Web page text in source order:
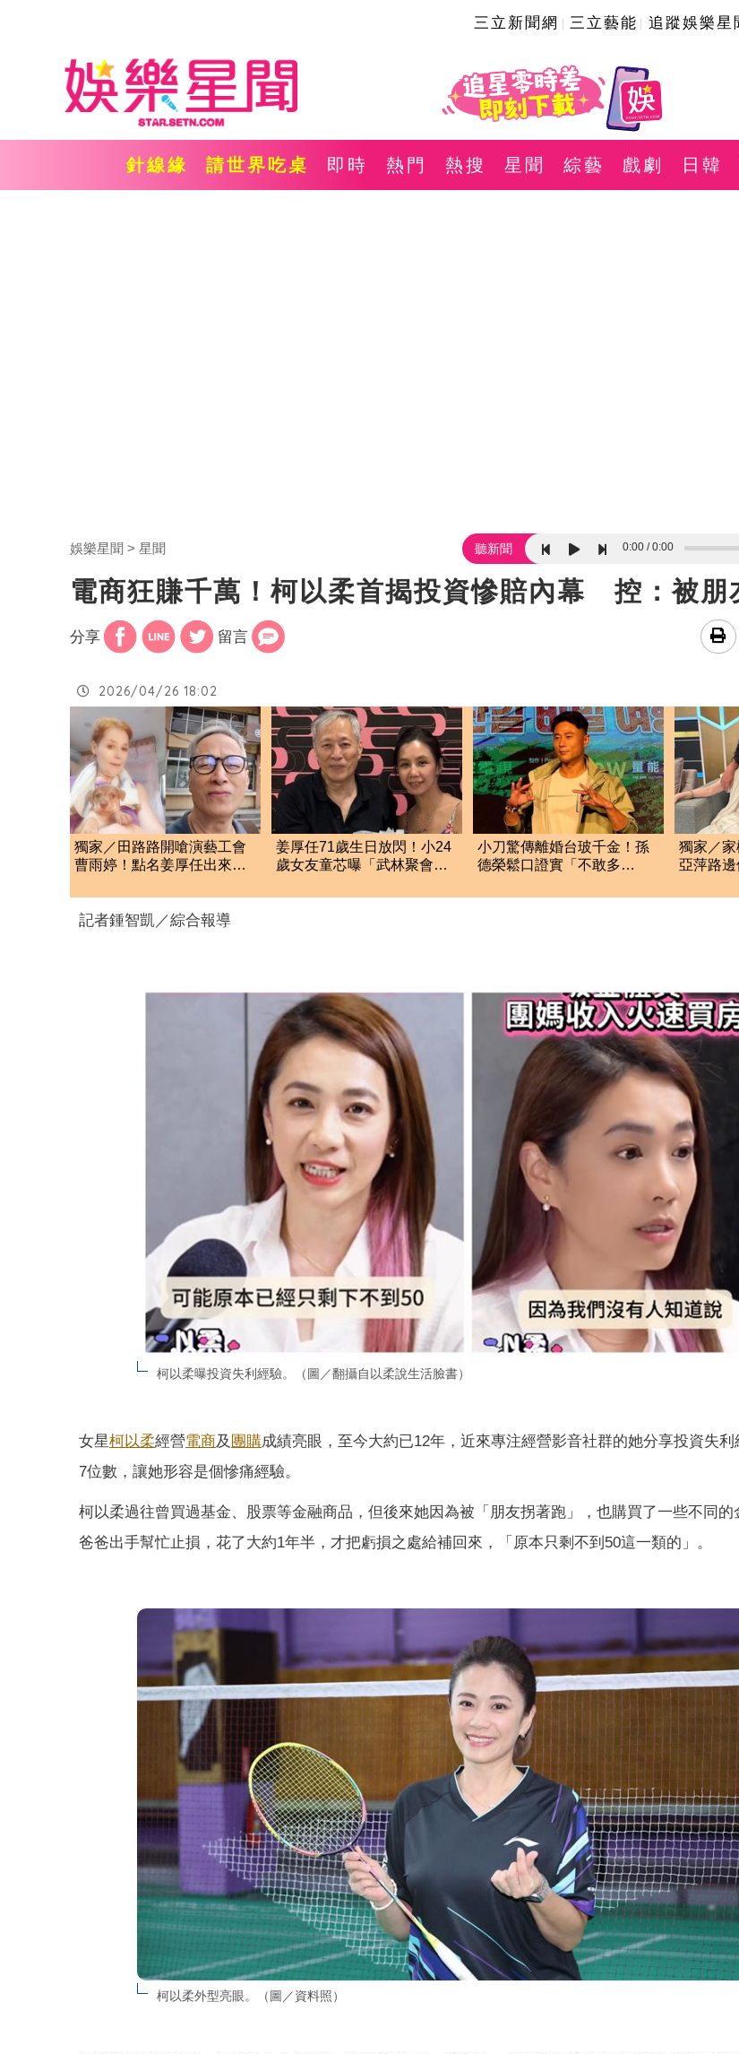
三立新聞網 三立藝能 追蹤娛樂星
針線緣 請世界吃桌 即時 熱門 熱搜 星聞 綜藝 戲劇 日韓
娛樂星聞 星聞 聽新聞 0:00 0:00
電商狂賺千萬！柯以柔首揭投資慘賠內幕 控：被朋
分享 留言
2026/04/26 18:02
獨家／田路路開嗆演藝工會
曹雨婷！點名姜厚任出來
姜厚任71歲生日放閃！小24
歲女友童芯曝「武林聚會」
小刀驚傳離婚台玻千金！孫
德榮鬆口證實「不敢多
獨家／
亞萍路
記者鍾智凱／綜合報導
柯以柔曝投資失利經驗。（圖／翻攝自以柔說生活臉書）
女星柯以柔經營電商及 團購成績亮眼，至今大約已12年，近來專注經營影音社群的她分享投資失利
7位數，讓她形容是個慘痛經驗。
柯以柔過往曾買過基金、股票等金融商品，但後來她因為被「朋友拐著跑」，也購買了一些不同的
爸爸出手幫忙止損，花了大約1年半，才把虧損之處給補回來，「原本只剩不到50這一類的」。
柯以柔外型亮眼。（圖／資料照）